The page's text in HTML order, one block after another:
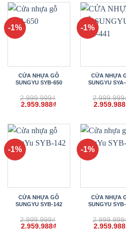
2.999.999₫.là:
2.959.988₫.
-1%
CỬA NHỰA GỖ
SUNGYU SYB-650
2.999.999₫
Giá
2.999.999₫.
2.959.988₫Giá
là:
2.959.988₫.
-1%
CỬA NHỰA
SUNGYU
2.999.999
Giá
2.959.988
-1%
CỬA NHỰA GỖ
SUNGYU SYB-142
2.999.999₫
Giá
2.959.988₫Giá
-1%
CỬA NHỰA
SUNGYU
2.999.999
Giá
2.959.988